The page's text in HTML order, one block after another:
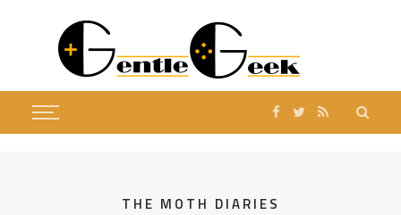
THE MOTH DIARIES